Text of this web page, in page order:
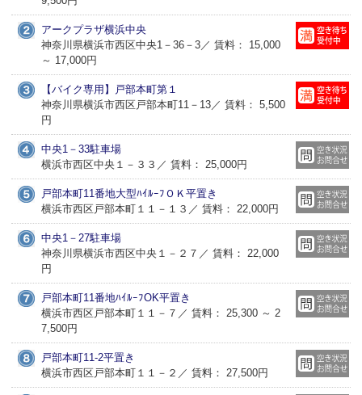
アークプラザ横浜中央
神奈川県横浜市西区中央1－36－3／ 賃料： 15,000
～ 17,000円
【バイク専用】戸部本町第１
神奈川県横浜市西区戸部本町11－13／ 賃料： 5,500
円
中央1－33駐車場
横浜市西区中央１－３３／ 賃料： 25,000円
戸部本町11番地大型ﾊｲﾙｰﾌＯＫ平置き
横浜市西区戸部本町１１－１３／ 賃料： 22,000円
中央1－27駐車場
神奈川県横浜市西区中央１－２７／ 賃料： 22,000
円
戸部本町11番地ﾊｲﾙｰﾌOK平置き
横浜市西区戸部本町１１－７／ 賃料： 25,300 ～ 2
7,500円
戸部本町11-2平置き
横浜市西区戸部本町１１－２／ 賃料： 27,500円